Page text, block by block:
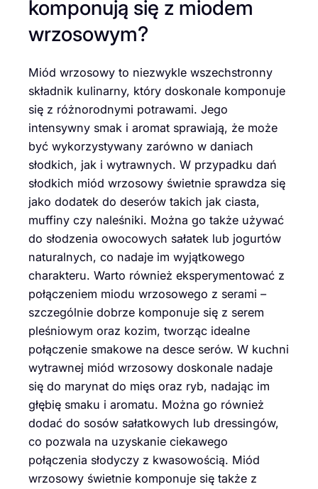
komponują się z miodem
wrzosowym?
Miód wrzosowy to niezwykle wszechstronny
składnik kulinarny, który doskonale komponuje
się z różnorodnymi potrawami. Jego
intensywny smak i aromat sprawiają, że może
być wykorzystywany zarówno w daniach
słodkich, jak i wytrawnych. W przypadku dań
słodkich miód wrzosowy świetnie sprawdza się
jako dodatek do deserów takich jak ciasta,
muffiny czy naleśniki. Można go także używać
do słodzenia owocowych sałatek lub jogurtów
naturalnych, co nadaje im wyjątkowego
charakteru. Warto również eksperymentować z
połączeniem miodu wrzosowego z serami –
szczególnie dobrze komponuje się z serem
pleśniowym oraz kozim, tworząc idealne
połączenie smakowe na desce serów. W kuchni
wytrawnej miód wrzosowy doskonale nadaje
się do marynat do mięs oraz ryb, nadając im
głębię smaku i aromatu. Można go również
dodać do sosów sałatkowych lub dressingów,
co pozwala na uzyskanie ciekawego
połączenia słodyczy z kwasowością. Miód
wrzosowy świetnie komponuje się także z